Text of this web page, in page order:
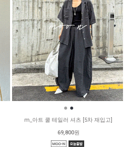
● ●
m_아트 쿨 테일러 셔츠 [5차 재입고]
69,800원